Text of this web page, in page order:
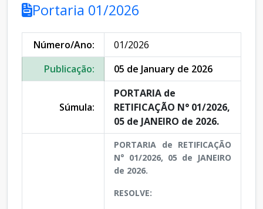
Portaria 01/2026
Número/Ano:
01/2026
Publicação:
05 de January de 2026
Súmula:
PORTARIA de
RETIFICAÇÃO N° 01/2026,
05 de JANEIRO de 2026.
PORTARIA de RETIFICAÇÃO
N° 01/2026, 05 de JANEIRO
de 2026.
RESOLVE: